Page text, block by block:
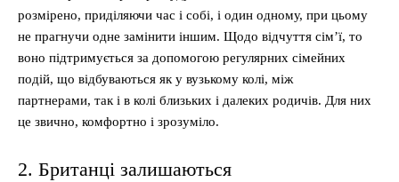
розмірено, приділяючи час і собі, і один одному, при цьому
не прагнучи одне замінити іншим. Щодо відчуття сім’ї, то
воно підтримується за допомогою регулярних сімейних
подій, що відбуваються як у вузькому колі, між
партнерами, так і в колі близьких і далеких родичів. Для них
це звично, комфортно і зрозуміло.
2. Британці залишаються